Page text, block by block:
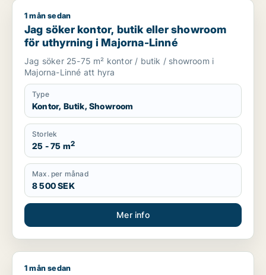
Jag söker kontor, butik eller showroom för uthyrning i
1 mån sedan
Jag söker kontor, butik eller showroom
för uthyrning i Majorna-Linné
Jag söker 25-75 m² kontor / butik / showroom i
Majorna-Linné att hyra
Type
Kontor, Butik, Showroom
Storlek
25 - 75 m2
Max. per månad
8 500 SEK
Mer info
Micha söker lager, butik eller showroom för uthyrning i
1 mån sedan